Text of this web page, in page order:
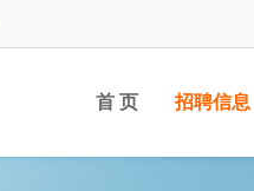
首 页 招聘信息